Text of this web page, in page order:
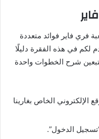
فري فاير فوائد متعددة
لكم في هذه الفقرة دليلًا
شرح الخطوات واحدة
الإلكتروني الخاص بغارينا
الدخول”.